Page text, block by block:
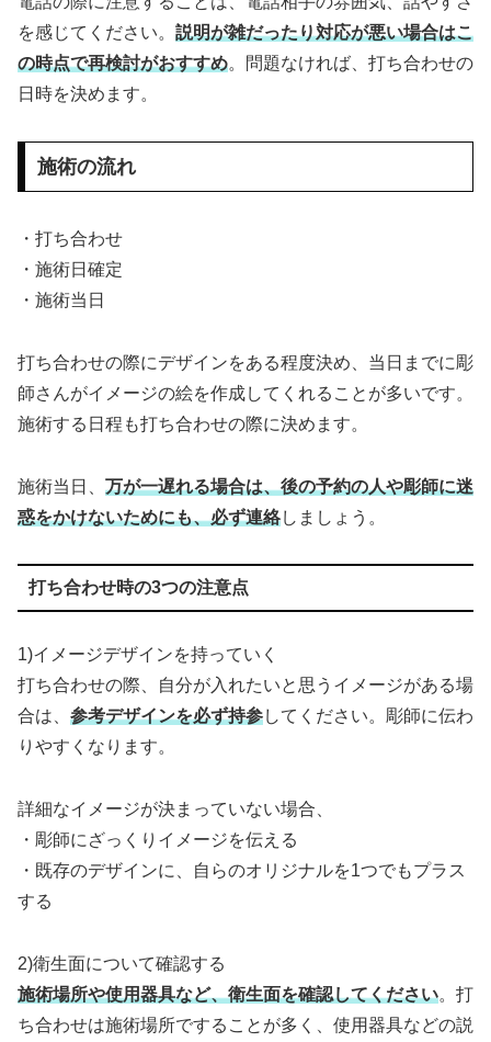
を感じてください。 説明が雑だったり対応が悪い場合はこ
の時点で再検討がおすすめ。問題なければ、打ち合わせの
日時を決めます。
施術の流れ
・打ち合わせ
・施術日確定
・施術当日
打ち合わせの際にデザインをある程度決め、当日までに彫
師さんがイメージの絵を作成してくれることが多いです。
施術する日程も打ち合わせの際に決めます。
施術当日、 万が一遅れる場合は、後の予約の人や彫師に迷
惑をかけないためにも、必ず連絡しましょう。
打ち合わせ時の3つの注意点
1)イメージデザインを持っていく
打ち合わせの際、自分が入れたいと思うイメージがある場
合は、 参考デザインを必ず持参してください。彫師に伝わ
りやすくなります。
詳細なイメージが決まっていない場合、
・彫師にざっくりイメージを伝える
・既存のデザインに、自らのオリジナルを1つでもプラス
する
2)衛生面について確認する
施術場所や使用器具など、衛生面を確認してください。打
ち合わせは施術場所ですることが多く、使用器具などの説